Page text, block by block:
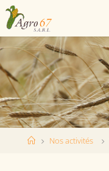
Nos activités